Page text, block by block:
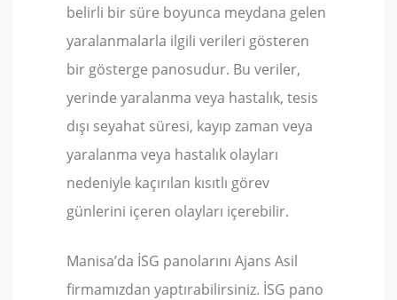
belirli bir süre boyunca meydana gelen
yaralanmalarla ilgili verileri gösteren
bir gösterge panosudur. Bu veriler,
yerinde yaralanma veya hastalık, tesis
dışı seyahat süresi, kayıp zaman veya
yaralanma veya hastalık olayları
nedeniyle kaçırılan kısıtlı görev
günlerini içeren olayları içerebilir.
Manisa’da İSG panolarını Ajans Asil
firmamızdan yaptırabilirsiniz. İSG pano